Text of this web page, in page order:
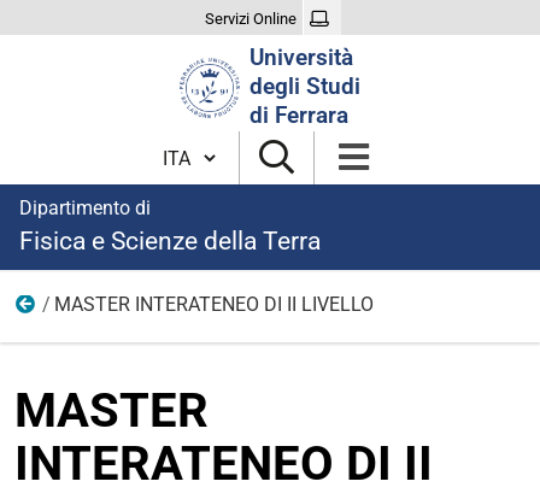
Servizi Online
Università
degli Studi
di Ferrara
Cambia lingua
Dipartimento di
Fisica e Scienze della Terra
News
MASTER INTERATENEO DI II LIVELLO
MASTER
INTERATENEO DI II